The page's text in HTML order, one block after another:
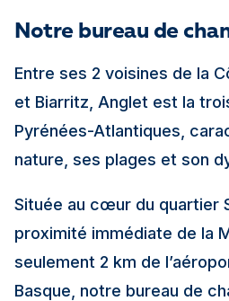
Notre bureau de
Entre ses 2 voisines de la
et Biarritz, Anglet est la
Pyrénées-Atlantiques,
nature, ses plages et son
Située au cœur du quartier
proximité immédiate de la
seulement 2 km de
Basque, notre bureau de